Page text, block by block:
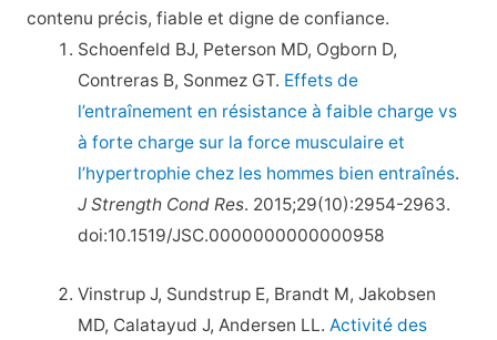
contenu précis, fiable et digne de confiance.
Schoenfeld BJ, Peterson MD, Ogborn D,
Contreras B, Sonmez GT. Effets de
l’entraînement en résistance à faible charge vs
à forte charge sur la force musculaire et
l’hypertrophie chez les hommes bien entraînés.
J Strength Cond Res. 2015;29(10):2954-2963.
doi:10.1519/JSC.0000000000000958
Vinstrup J, Sundstrup E, Brandt M, Jakobsen
MD, Calatayud J, Andersen LL.Activité des